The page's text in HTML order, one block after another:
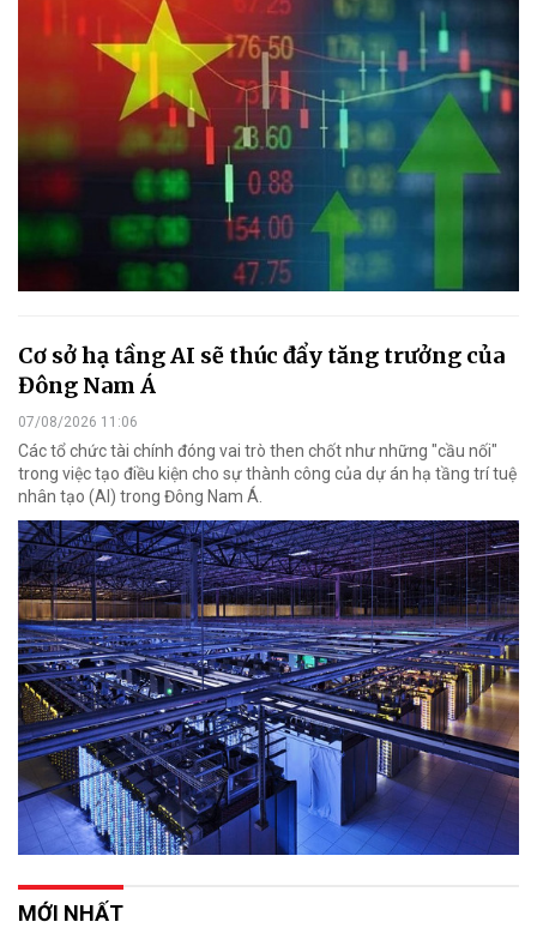
Cơ sở hạ tầng AI sẽ thúc đẩy tăng trưởng của
Đông Nam Á
07/08/2026 11:06
Các tổ chức tài chính đóng vai trò then chốt như những "cầu nối"
trong việc tạo điều kiện cho sự thành công của dự án hạ tầng trí tuệ
nhân tạo (AI) trong Đông Nam Á.
MỚI NHẤT